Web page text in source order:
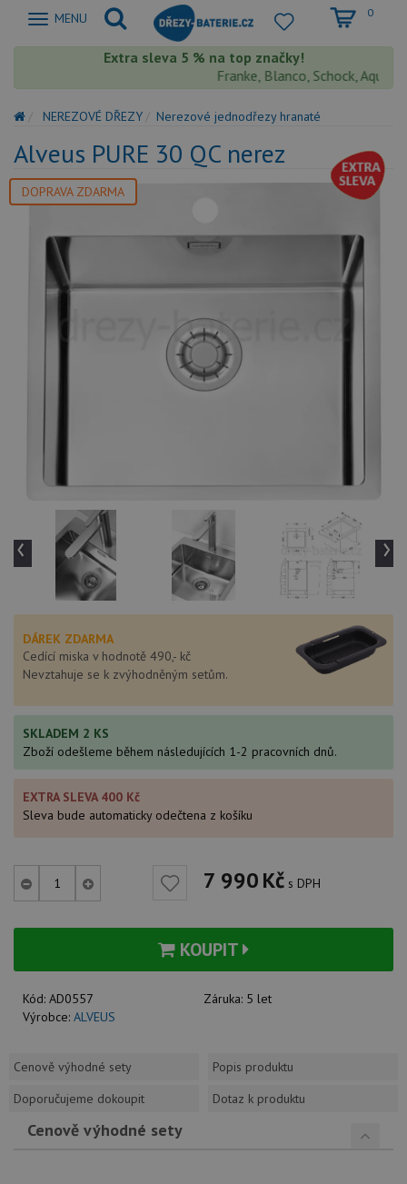
Zobrazit
MENU 0
Extra sleva 5 % na top značky!
Franke, Blanco, Schock,
NEREZOVÉ DŘEZY Nerezové jednodřezy hranaté
Alveus PURE 30 QC nerez
DOPRAVA ZDARMA
‹ ›
DÁREK ZDARMA
Cedící miska v hodnotě 490,- kč
Nevztahuje se k zvýhodněným setům.
SKLADEM 2 KS
Zboží odešleme během následujících 1-2 pracovních dnů.
EXTRA SLEVA 400 Kč
Sleva bude automaticky odečtena z košíku
7 990Kč s DPH
KOUPIT
Kód: AD0557 Záruka: 5 let
Výrobce: ALVEUS
Cenově výhodné sety
Popis produktu
Doporučujeme dokoupit
Dotaz k produktu
Cenově výhodné sety